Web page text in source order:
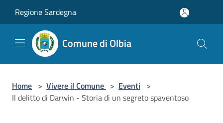
Regione Sardegna
Comune di Olbia
Home > Vivere il Comune > Eventi >
Il delitto di Darwin - Storia di un segreto spaventoso